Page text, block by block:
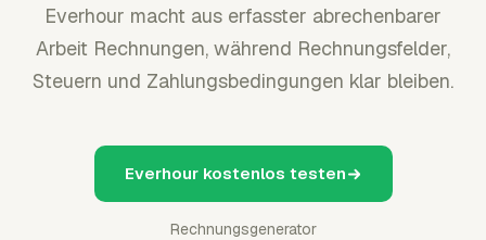
Everhour macht aus erfasster abrechenbarer
Arbeit Rechnungen, während Rechnungsfelder,
Steuern und Zahlungsbedingungen klar bleiben.
Everhour kostenlos testen
Rechnungsgenerator